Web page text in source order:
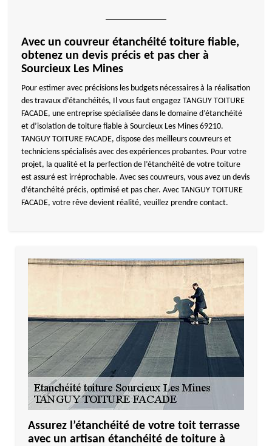
Avec un couvreur étanchéité toiture fiable,
obtenez un devis précis et pas cher à
Sourcieux Les Mines
Pour estimer avec précisions les budgets nécessaires à la réalisation
des travaux d’étanchéités, Il vous faut engagez TANGUY TOITURE
FACADE, une entreprise spécialisée dans le domaine d’étanchéité
et d’isolation de toiture fiable à Sourcieux Les Mines 69210.
TANGUY TOITURE FACADE, dispose des meilleurs couvreurs et
techniciens spécialisés avec des expériences probantes. Pour votre
projet, la qualité et la perfection de l’étanchéité de votre toiture
est assuré est irréprochable. Avec ses couvreurs, vous avez un devis
d’étanchéité précis, optimisé et pas cher. Avec TANGUY TOITURE
FACADE, votre rêve devient réalité, veuillez prendre contact.
Assurez l’étanchéité de votre toit terrasse
avec un artisan étanchéité de toiture à